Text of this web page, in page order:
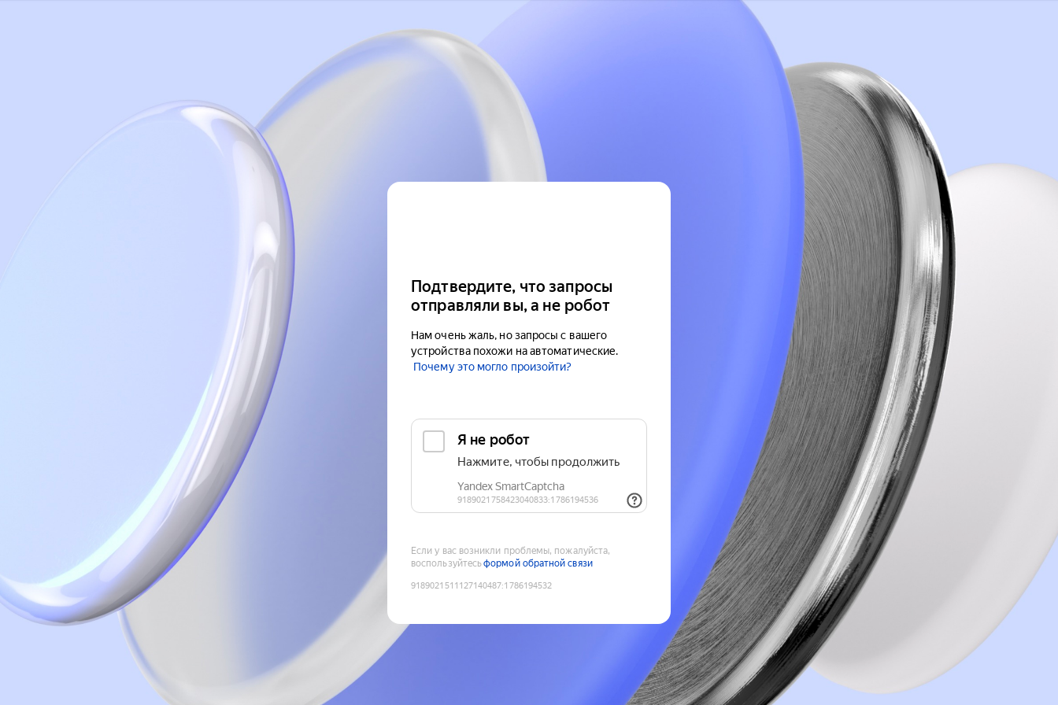
Подтвердите, что запросы
отправляли вы, а не робот
Нам очень жаль, но запросы с вашего
устройства похожи на автоматические.
Почему это могло произойти?
Если у вас возникли проблемы, пожалуйста,
воспользуйтесьформой обратной связи
9189021511127140487:1786194532